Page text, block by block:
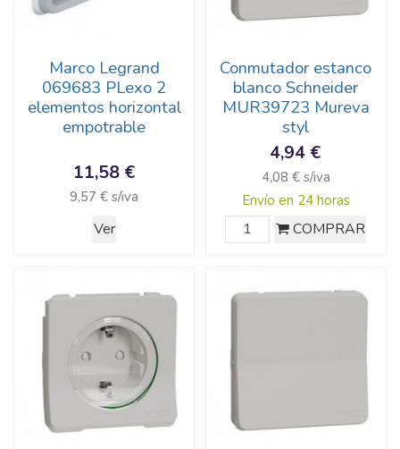
Marco Legrand
069683 PLexo 2
elementos horizontal
empotrable
11,58 €
9,57 € s/iva
Ver
Conmutador estanco
blanco Schneider
MUR39723 Mureva
styl
4,94 €
4,08 € s/iva
Envío en 24 horas
COMPRAR